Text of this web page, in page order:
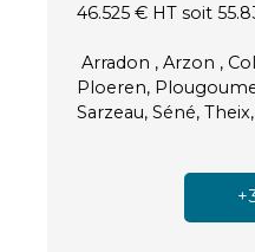
46.525 € HT soit
Arradon , Arzon ,
Ploeren,
Sarzeau, Séné,